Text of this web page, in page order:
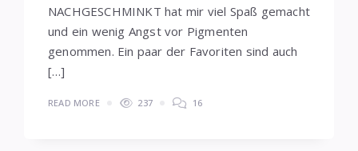
NACHGESCHMINKT hat mir viel Spaß gemacht
und ein wenig Angst vor Pigmenten
genommen. Ein paar der Favoriten sind auch
[…]
READ MORE 237 16